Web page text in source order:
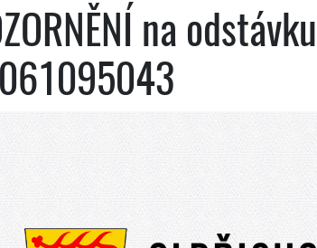
na